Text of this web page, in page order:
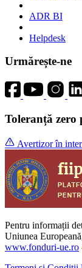
ADR BI
Helpdesk
Urmărește-ne
Toleranță zero
Avertizor în
Pentru informații
Uniunea
www.fonduri-ue.ro